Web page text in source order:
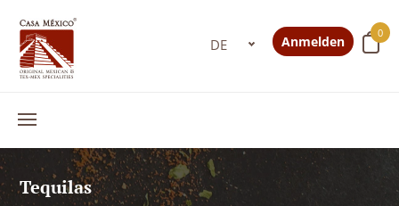
0
Anmelden
Tequilas